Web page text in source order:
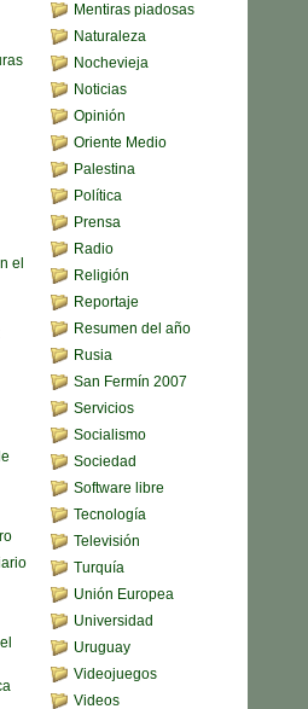
el
Mentiras piadosas
Naturaleza
Nochevieja
Noticias
Opinión
Oriente Medio
Palestina
Política
Prensa
Radio
Religión
Reportaje
Resumen del año
Rusia
San Fermín 2007
Servicios
Socialismo
Sociedad
Software libre
Tecnología
Televisión
Turquía
Unión Europea
Universidad
Uruguay
Videojuegos
Videos